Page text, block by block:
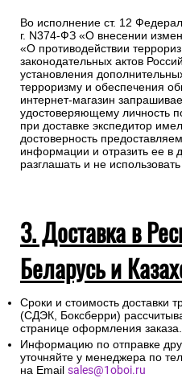
Во исполнение ст. 12
г. N374-ФЗ «О внесении
«О противодействии
законодательных актов
установления
терроризму и обеспечения
интернет-магазин
удостоверяющему личность
при доставке экспедитор
достоверность
информации и отразить ее в
разглашать и не
3. Доставка в
Беларусь и
Сроки и стоимость доставки
(СДЭК, Боксберри)
странице оформления заказа.
Информацию по отправке
уточняйте у менеджера по
на Email sales@1oboi.ru